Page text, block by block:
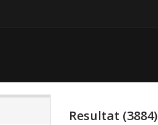
Resultat (3884)